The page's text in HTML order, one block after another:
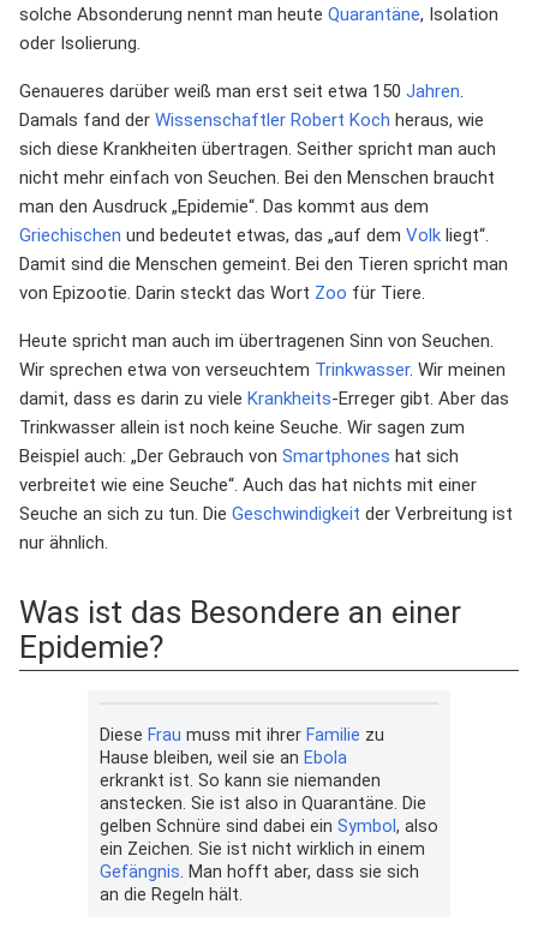
solche Absonderung nennt man heute Quarantäne, Isolation
oder Isolierung.
Genaueres darüber weiß man erst seit etwa 150 Jahren.
Damals fand der Wissenschaftler Robert Koch heraus, wie
sich diese Krankheiten übertragen. Seither spricht man auch
nicht mehr einfach von Seuchen. Bei den Menschen braucht
man den Ausdruck „Epidemie“. Das kommt aus dem
Griechischen und bedeutet etwas, das „auf dem Volk liegt“.
Damit sind die Menschen gemeint. Bei den Tieren spricht man
von Epizootie. Darin steckt das Wort Zoo für Tiere.
Heute spricht man auch im übertragenen Sinn von Seuchen.
Wir sprechen etwa von verseuchtem Trinkwasser. Wir meinen
damit, dass es darin zu viele Krankheits-Erreger gibt. Aber das
Trinkwasser allein ist noch keine Seuche. Wir sagen zum
Beispiel auch: „Der Gebrauch von Smartphones hat sich
verbreitet wie eine Seuche“. Auch das hat nichts mit einer
Seuche an sich zu tun. Die Geschwindigkeit der Verbreitung ist
nur ähnlich.
Was ist das Besondere an einer
Epidemie?
Diese Frau muss mit ihrer Familie zu
Hause bleiben, weil sie an Ebola
erkrankt ist. So kann sie niemanden
anstecken. Sie ist also in Quarantäne. Die
gelben Schnüre sind dabei ein Symbol , also
ein Zeichen. Sie ist nicht wirklich in einem
Gefängnis . Man hofft aber, dass sie sich
an die Regeln hält.